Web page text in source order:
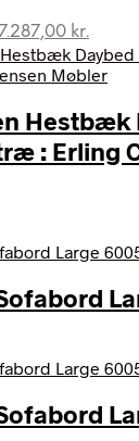
oprindelige
kr..
7.287,00 kr.
pris
Hestbæk
: Erling